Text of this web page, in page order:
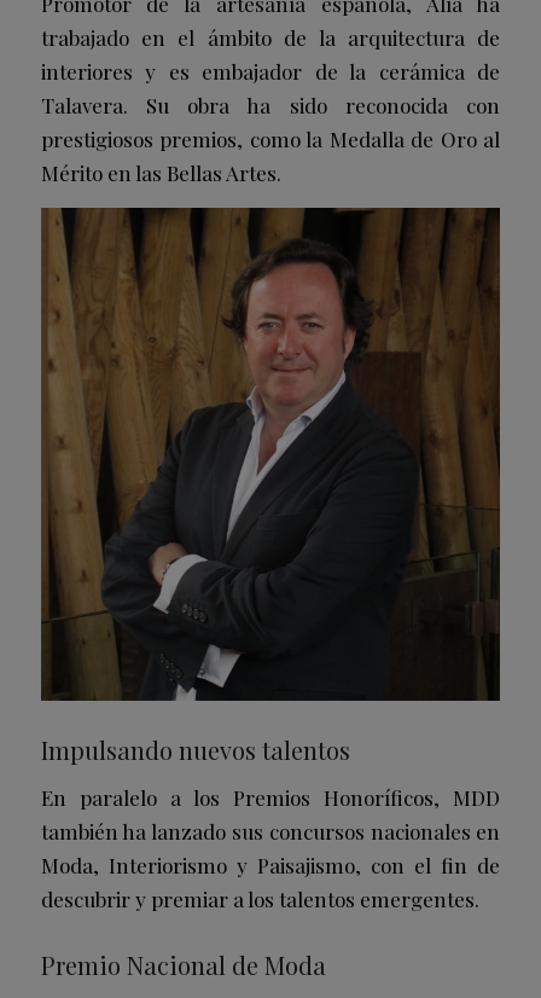
trabajado en el ámbito de la arquitectura de
interiores y es embajador de la cerámica de
Talavera. Su obra ha sido reconocida con
prestigiosos premios, como la Medalla de Oro al
Mérito en las Bellas Artes.
Impulsando nuevos talentos
En paralelo a los Premios Honoríficos, MDD
también ha lanzado sus concursos nacionales en
Moda, Interiorismo y Paisajismo, con el fin de
descubrir y premiar a los talentos emergentes.
Premio Nacional de Moda